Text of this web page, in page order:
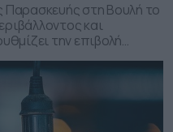
Παρασκευής στη Βουλή το
και
την επιβολή